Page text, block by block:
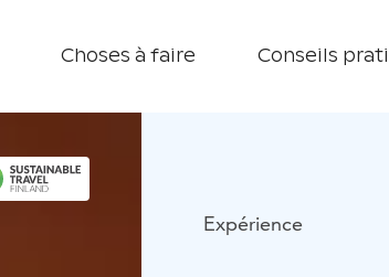
Choses à faire Conseils
Expérience